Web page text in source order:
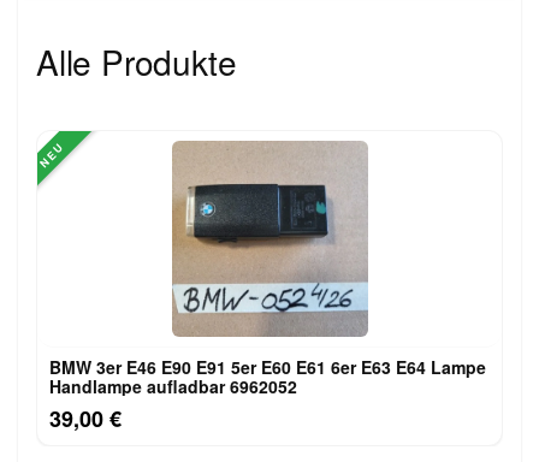
Alle Produkte
NEU
BMW 3er E46 E90 E91 5er E60 E61 6er E63 E64 Lampe
Handlampe aufladbar 6962052
39,00 €